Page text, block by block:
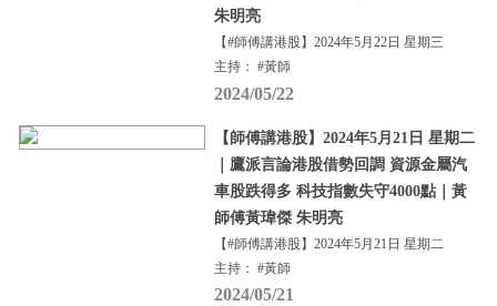
朱明亮
【#師傅講港股】2024年5月22日 星期三
主持： #黃師
2024/05/22
【師傅講港股】2024年5月21日 星期二
｜鷹派言論港股借勢回調 資源金屬汽
車股跌得多 科技指數失守4000點｜黃
師傅黃瑋傑 朱明亮
【#師傅講港股】2024年5月21日 星期二
主持： #黃師
2024/05/21